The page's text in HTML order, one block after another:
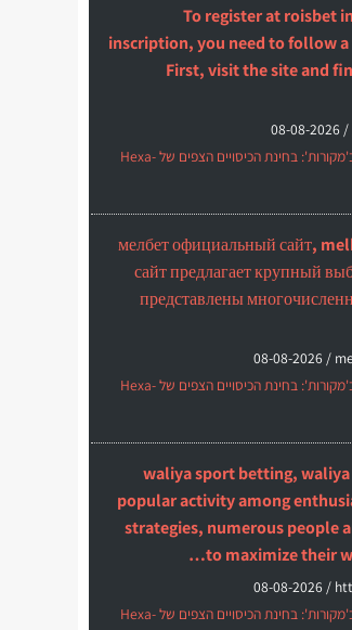
To register at roisbet
inscription, you need to follow
First, visit the site and
08-08-2026
סיכום הניסוי ב'מקורות': בחינת הכיסויים הצפים של Hexa-
мелбет официальный сайт,
сайт предлагает крупный
представлены
08-08-2026
סיכום הניסוי ב'מקורות': בחינת הכיסויים הצפים של Hexa-
waliya sport betting, waliya
popular activity among
strategies, numerous people
to maximize their
08-08-2026
סיכום הניסוי ב'מקורות': בחינת הכיסויים הצפים של Hexa-